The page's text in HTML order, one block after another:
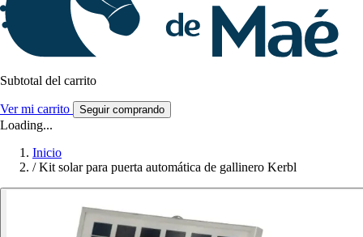
Subtotal del carrito
Ver mi carrito Seguir comprando
Loading...
Inicio
/ Kit solar para puerta automática de gallinero Kerbl